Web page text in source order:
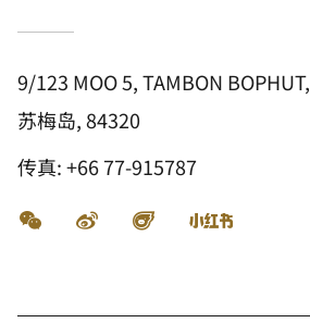
9/123 MOO 5, TAMBON BOPHUT,
苏梅岛, 84320
传真:+66 77-915787
微信 微博 飞猪